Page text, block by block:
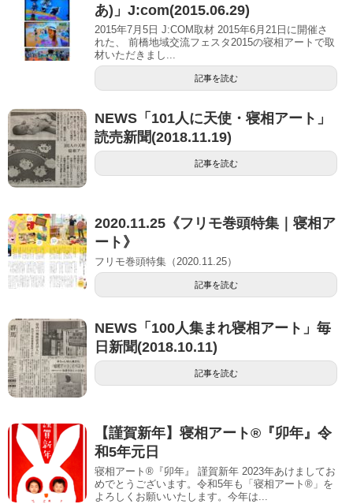
あ)」J:com(2015.06.29)
2015年7月5日 J:COM取材 2015年6月21日に開催さ
れた、 前橋地域交流フェスタ2015の寝相アートで取
材いただきまし...
記事を読む
NEWS「101人に天使・寝相アート」
読売新聞(2018.11.19)
記事を読む
2020.11.25《フリモ巻頭特集｜寝相ア
ート》
フリモ巻頭特集（2020.11.25）
記事を読む
NEWS「100人集まれ寝相アート」毎
日新聞(2018.10.11)
記事を読む
【謹賀新年】寝相アート®︎『卯年』令
和5年元日
寝相アート®『卯年』 謹賀新年 2023年あけましてお
めでとうございます。令和5年も「寝相アート®︎」を
よろしくお願いいたします。今年は...